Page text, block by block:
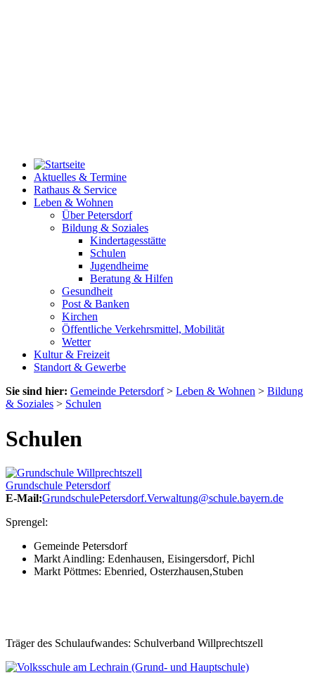
Aktuelles & Termine
Rathaus & Service
Leben & Wohnen
Über Petersdorf
Bildung & Soziales
Kindertagesstätte
Schulen
Jugendheime
Beratung & Hilfen
Gesundheit
Post & Banken
Kirchen
Öffentliche Verkehrsmittel, Mobilität
Wetter
Kultur & Freizeit
Standort & Gewerbe
Sie sind hier: Gemeinde Petersdorf> Leben & Wohnen > Bildung
& Soziales > Schulen
Schulen
Grundschule Petersdorf
E-Mail:GrundschulePetersdorf.Verwaltung@schule.bayern.de
Sprengel:
Gemeinde Petersdorf
Markt Aindling: Edenhausen, Eisingersdorf, Pichl
Markt Pöttmes: Ebenried, Osterzhausen,Stuben
Träger des Schulaufwandes: Schulverband Willprechtszell